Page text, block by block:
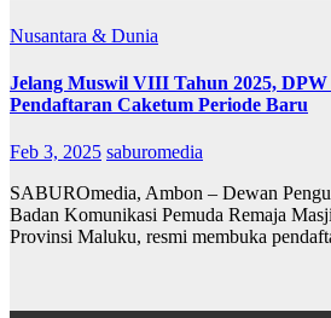
Nusantara & Dunia
Jelang Muswil VIII Tahun 2025,
Pendaftaran Caketum Periode Baru
Feb 3, 2025 saburomedia
SABUROmedia, Ambon – Dewan
Badan Komunikasi Pemuda Remaja
Provinsi Maluku, resmi membuka